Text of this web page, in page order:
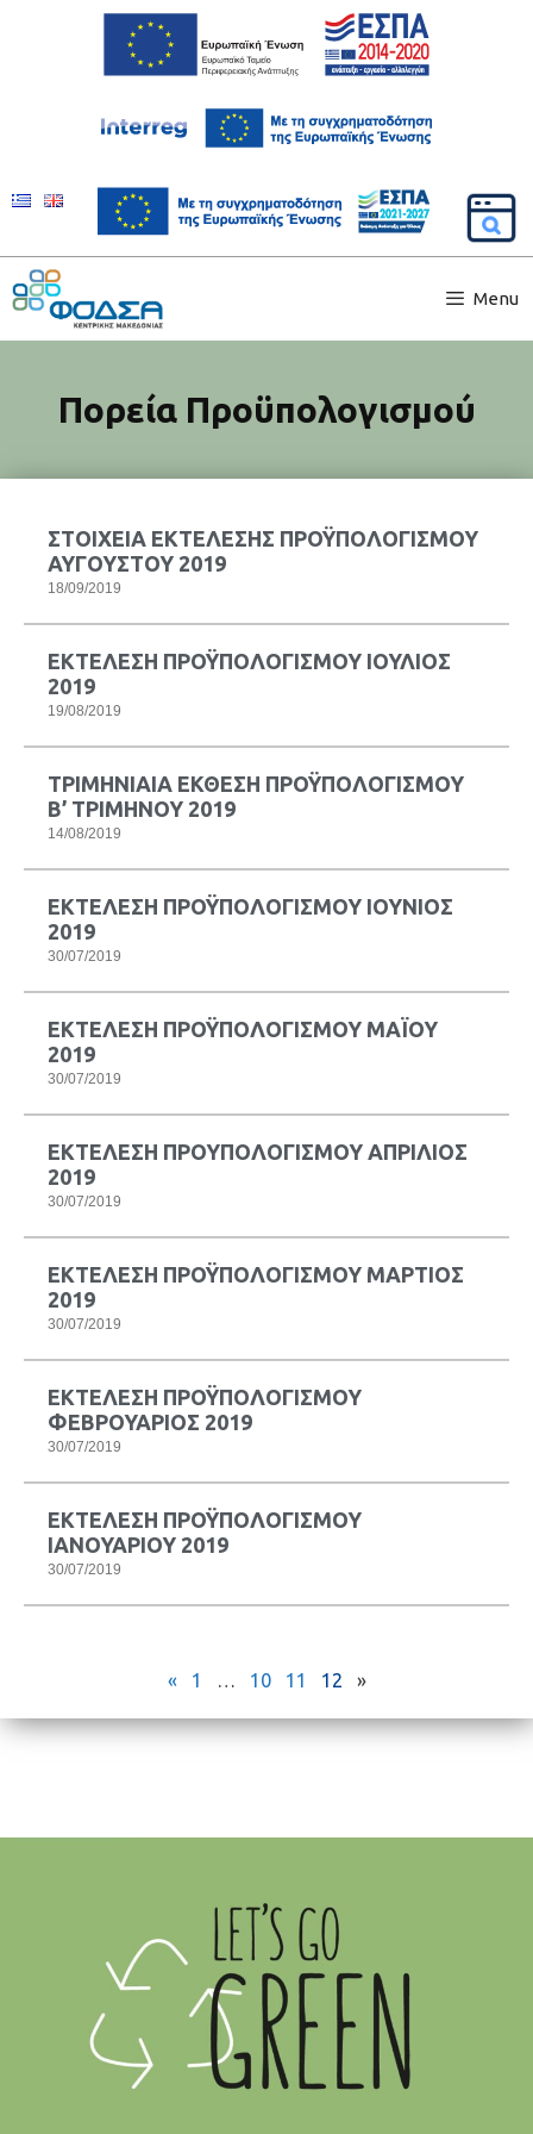
Menu
Πορεία Προϋπολογισμού
ΣΤΟΙΧΕΙΑ ΕΚΤΕΛΕΣΗΣ ΠΡΟΫΠΟΛΟΓΙΣΜΟΥ
ΑΥΓΟΥΣΤΟΥ 2019
18/09/2019
ΕΚΤΕΛΕΣΗ ΠΡΟΫΠΟΛΟΓΙΣΜΟΥ ΙΟΥΛΙΟΣ
2019
19/08/2019
ΤΡΙΜΗΝΙΑΙΑ ΕΚΘΕΣΗ ΠΡΟΫΠΟΛΟΓΙΣΜΟΥ
Β’ ΤΡΙΜΗΝΟΥ 2019
14/08/2019
ΕΚΤΕΛΕΣΗ ΠΡΟΫΠΟΛΟΓΙΣΜΟΥ ΙΟΥΝΙΟΣ
2019
30/07/2019
ΕΚΤΕΛΕΣΗ ΠΡΟΫΠΟΛΟΓΙΣΜΟΥ ΜΑΪΟΥ
2019
30/07/2019
ΕΚΤΕΛΕΣΗ ΠΡΟΥΠΟΛΟΓΙΣΜΟΥ ΑΠΡΙΛΙΟΣ
2019
30/07/2019
ΕΚΤΕΛΕΣΗ ΠΡΟΫΠΟΛΟΓΙΣΜΟΥ ΜΑΡΤΙΟΣ
2019
30/07/2019
ΕΚΤΕΛΕΣΗ ΠΡΟΫΠΟΛΟΓΙΣΜΟΥ
ΦΕΒΡΟΥΑΡΙΟΣ 2019
30/07/2019
ΕΚΤΕΛΕΣΗ ΠΡΟΫΠΟΛΟΓΙΣΜΟΥ
ΙΑΝΟΥΑΡΙΟΥ 2019
30/07/2019
« 1 … 10 11 12 »